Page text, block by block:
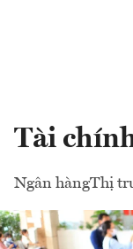
Tài
Ngân hàngThị